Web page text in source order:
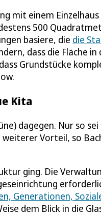
mit einem Einzelhaus
500
basiere, die die
dass die Fläche in
Grundstücke
Kita
dagegen. Nur so
Vorteil, so
ging. Die
Generationen,
dem Blick in die